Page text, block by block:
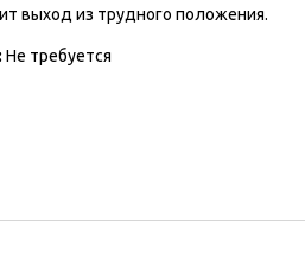
выход из трудного положения.
: Не требуется